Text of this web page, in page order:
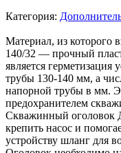
Категория:
Материал, из
140/32 — прочный
является герметизация
трубы 130-140 мм, а
напорной трубы в мм.
предохранителем
Скважинный оголовок
крепить насос и
устройству шланг для